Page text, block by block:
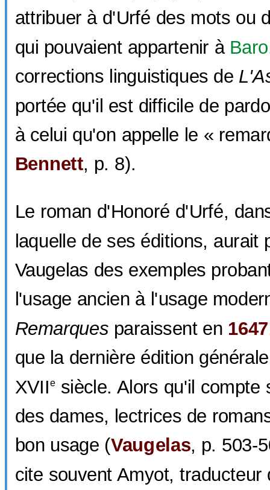
attribuer à d'Urfé des mots ou
qui pouvaient appartenir à Baro
corrections linguistiques de
portée qu'il est difficile de
à celui qu'on appelle le «
Bennett, p. 8).
Le roman d'Honoré d'Urfé,
laquelle de ses éditions, aurait
Vaugelas des exemples
l'usage ancien à l'usage
Remarquesparaissent en 1647
que la dernière édition
XVIIe siècle. Alors qu'il compte
des dames, lectrices de
bon usage (Vaugelas, p. 503-
cite souvent Amyot, traducteur